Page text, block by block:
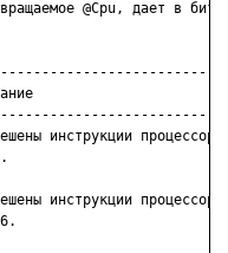
@Cpu, дает в
инструкции процессора
инструкции процессора